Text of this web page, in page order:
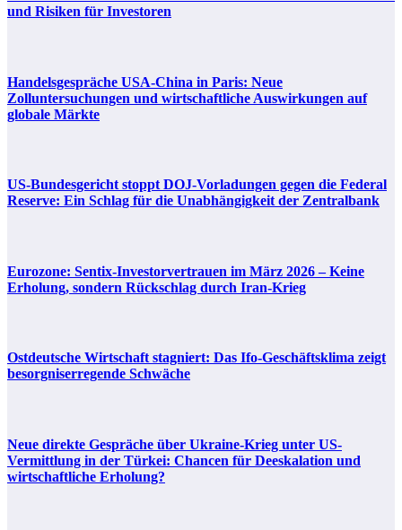
und Risiken für Investoren
Handelsgespräche USA-China in Paris: Neue
Zolluntersuchungen und wirtschaftliche Auswirkungen auf
globale Märkte
US-Bundesgericht stoppt DOJ-Vorladungen gegen die Federal
Reserve: Ein Schlag für die Unabhängigkeit der Zentralbank
Eurozone: Sentix-Investorvertrauen im März 2026 – Keine
Erholung, sondern Rückschlag durch Iran-Krieg
Ostdeutsche Wirtschaft stagniert: Das Ifo-Geschäftsklima zeigt
besorgniserregende Schwäche
Neue direkte Gespräche über Ukraine-Krieg unter US-
Vermittlung in der Türkei: Chancen für Deeskalation und
wirtschaftliche Erholung?